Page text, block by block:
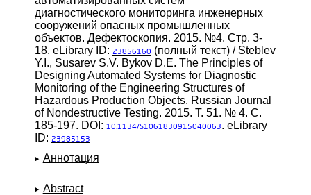
диагностического мониторинга инженерных
сооружений опасных промышленных
объектов. Дефектоскопия. 2015. №4. Стр. 3-
18. eLibrary ID: 23856160 (полный текст) / Steblev
Y.I., Susarev S.V. Bykov D.E. The Principles of
Designing Automated Systems for Diagnostic
Monitoring of the Engineering Structures of
Hazardous Production Objects. Russian Journal
of Nondestructive Testing. 2015. Т. 51. № 4. С.
185-197. DOI: 10.1134/S1061830915040063. eLibrary
ID: 23985153
Аннотация
Abstract